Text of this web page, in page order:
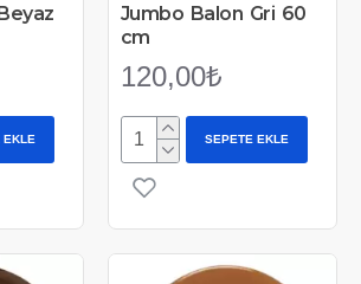
EKLE
Jumbo Balon Gri 60
cm
120,00₺
SEPETE EKLE